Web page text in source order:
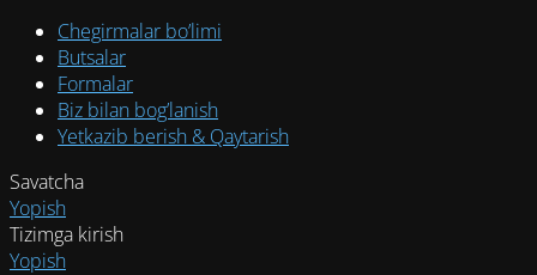
Chegirmalar bo’limi
Butsalar
Formalar
Biz bilan bog’lanish
Yetkazib berish & Qaytarish
Savatcha
Yopish
Tizimga kirish
Yopish